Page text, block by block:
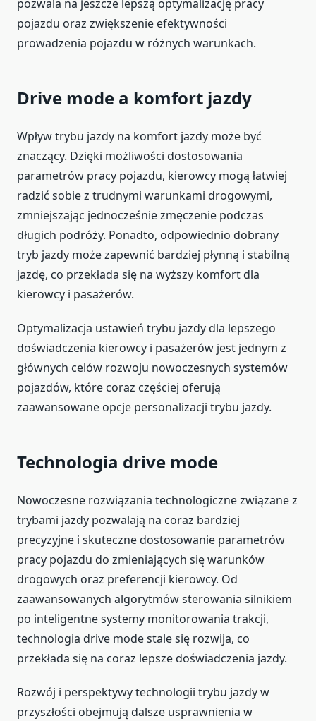
pozwala na jeszcze lepszą optymalizację pracy
pojazdu oraz zwiększenie efektywności
prowadzenia pojazdu w różnych warunkach.
Drive mode a komfort jazdy
Wpływ trybu jazdy na komfort jazdy może być
znaczący. Dzięki możliwości dostosowania
parametrów pracy pojazdu, kierowcy mogą łatwiej
radzić sobie z trudnymi warunkami drogowymi,
zmniejszając jednocześnie zmęczenie podczas
długich podróży. Ponadto, odpowiednio dobrany
tryb jazdy może zapewnić bardziej płynną i stabilną
jazdę, co przekłada się na wyższy komfort dla
kierowcy i pasażerów.
Optymalizacja ustawień trybu jazdy dla lepszego
doświadczenia kierowcy i pasażerów jest jednym z
głównych celów rozwoju nowoczesnych systemów
pojazdów, które coraz częściej oferują
zaawansowane opcje personalizacji trybu jazdy.
Technologia drive mode
Nowoczesne rozwiązania technologiczne związane z
trybami jazdy pozwalają na coraz bardziej
precyzyjne i skuteczne dostosowanie parametrów
pracy pojazdu do zmieniających się warunków
drogowych oraz preferencji kierowcy. Od
zaawansowanych algorytmów sterowania silnikiem
po inteligentne systemy monitorowania trakcji,
technologia drive mode stale się rozwija, co
przekłada się na coraz lepsze doświadczenia jazdy.
Rozwój i perspektywy technologii trybu jazdy w
przyszłości obejmują dalsze usprawnienia w